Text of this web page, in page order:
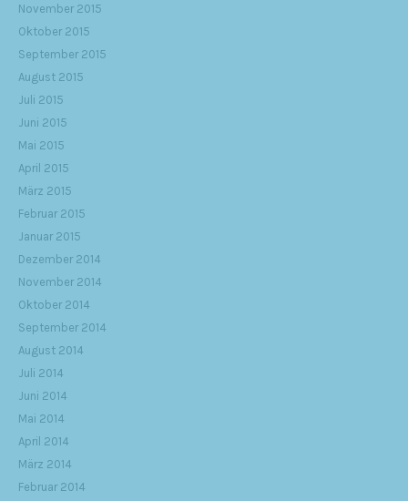
November 2015
Oktober 2015
September 2015
August 2015
Juli 2015
Juni 2015
Mai 2015
April 2015
März 2015
Februar 2015
Januar 2015
Dezember 2014
November 2014
Oktober 2014
September 2014
August 2014
Juli 2014
Juni 2014
Mai 2014
April 2014
März 2014
Februar 2014